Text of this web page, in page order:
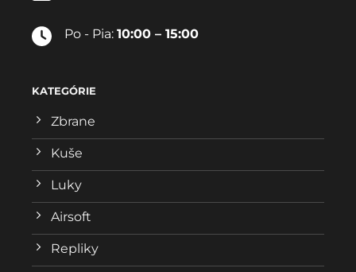
Po - Pia: 10:00 – 15:00
KATEGÓRIE
Zbrane
Kuše
Luky
Airsoft
Repliky